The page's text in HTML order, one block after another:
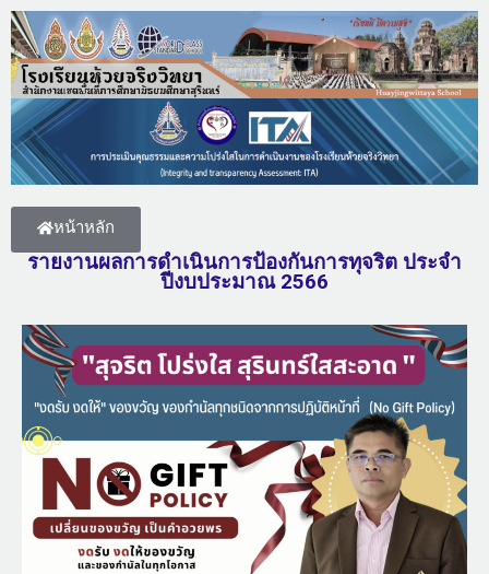
หน้าหลัก
รายงานผลการดำเนินการป้องกันการทุจริต ประจำ
ปีงบประมาณ 2566